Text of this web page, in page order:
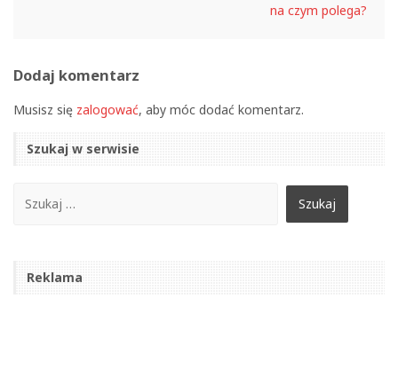
na czym polega?
Dodaj komentarz
Musisz się zalogować, aby móc dodać komentarz.
Szukaj w serwisie
Reklama